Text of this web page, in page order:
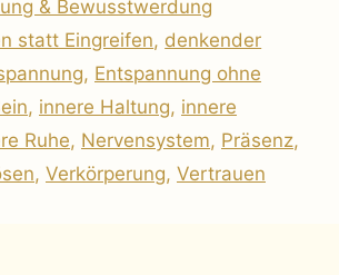
& Bewusstwerdung
statt Eingreifen, denkender
, Entspannung ohne
, innere Haltung, innere
Ruhe, Nervensystem, Präsenz,
, Verkörperung, Vertrauen